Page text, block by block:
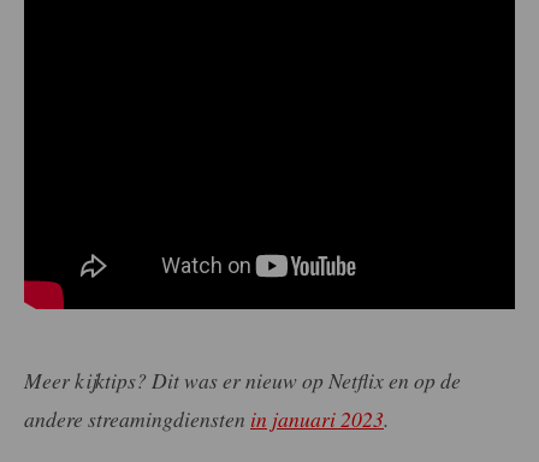
Meer kijktips? Dit was er nieuw op Netflix en op de
andere streamingdiensten in januari 2023.